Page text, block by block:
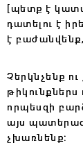
[պետք է
դատելու է
է
Չերկնչենք
որպեսզի
այս
չխառնենք։